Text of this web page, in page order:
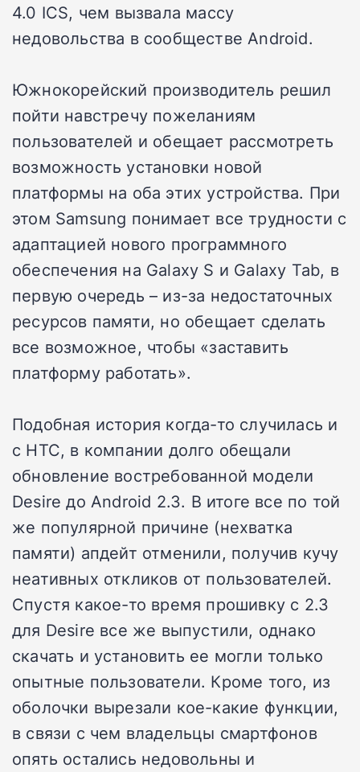
4.0 ICS, чем вызвала массу
недовольства в сообществе Android.
Южнокорейский производитель решил
пойти навстречу пожеланиям
пользователей и обещает рассмотреть
возможность установки новой
платформы на оба этих устройства. При
этом Samsung понимает все трудности с
адаптацией нового программного
обеспечения на Galaxy S и Galaxy Tab, в
первую очередь – из-за недостаточных
ресурсов памяти, но обещает сделать
все возможное, чтобы «заставить
платформу работать».
Подобная история когда-то случилась и
с HTC, в компании долго обещали
обновление востребованной модели
Desire до Android 2.3. В итоге все по той
же популярной причине (нехватка
памяти) апдейт отменили, получив кучу
неативных откликов от пользователей.
Спустя какое-то время прошивку с 2.3
для Desire все же выпустили, однако
скачать и установить ее могли только
опытные пользователи. Кроме того, из
оболочки вырезали кое-какие функции,
в связи с чем владельцы смартфонов
опять остались недовольны и